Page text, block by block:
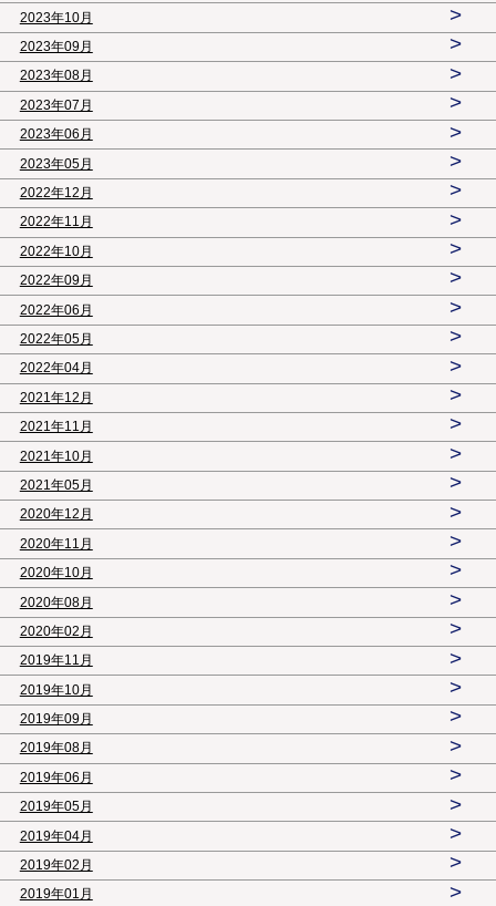
2023年10月 >
2023年09月 >
2023年08月 >
2023年07月 >
2023年06月 >
2023年05月 >
2022年12月 >
2022年11月 >
2022年10月 >
2022年09月 >
2022年06月 >
2022年05月 >
2022年04月 >
2021年12月 >
2021年11月 >
2021年10月 >
2021年05月 >
2020年12月 >
2020年11月 >
2020年10月 >
2020年08月 >
2020年02月 >
2019年11月 >
2019年10月 >
2019年09月 >
2019年08月 >
2019年06月 >
2019年05月 >
2019年04月 >
2019年02月 >
2019年01月 >